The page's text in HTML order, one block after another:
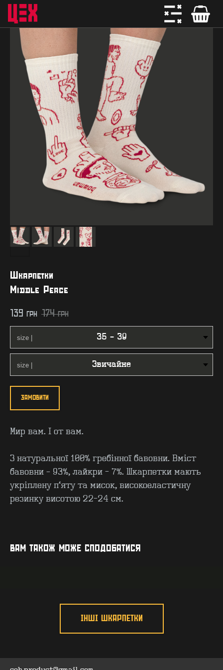
Шкарпетки
Middle Peace
139 грн 174 грн
ЗАМОВИТИ
Мир вам. І от вам.
З натуральної 100% гребінної бавовни. Вміст
бавовни – 93%, лайкри - 7%. Шкарпетки мають
укріплену п’яту та мисок, високоеластичну
резинку висотою 22-24 см.
ВАМ ТАКОЖ МОЖЕ СПОДОБАТИСЯ
ІНШІ ШКАРПЕТКИ
ГУРТ - B2B
INSIDE